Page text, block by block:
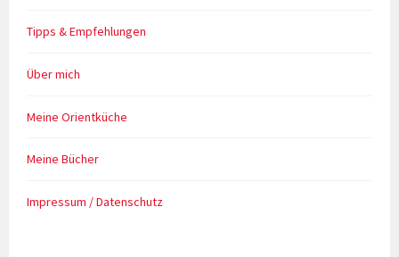
Tipps & Empfehlungen
Über mich
Meine Orientküche
Meine Bücher
Impressum / Datenschutz